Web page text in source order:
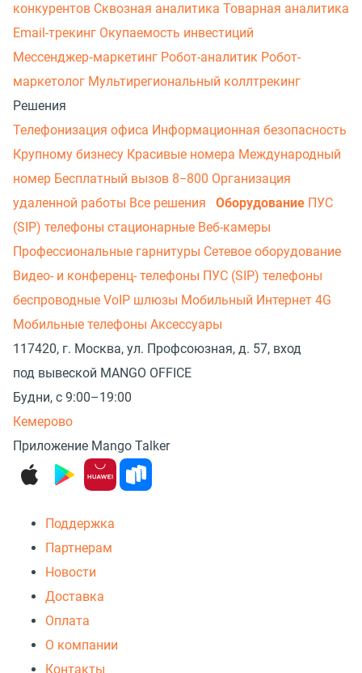
конкурентов Сквозная аналитика Товарная аналитика
Email-трекинг Окупаемость инвестиций
Мессенджер‑маркетинг Робот-аналитик Робот-
маркетолог Мультирегиональный коллтрекинг
Решения
Телефонизация офиса Информационная безопасность
Крупному бизнесу Красивые номера Международный
номер Бесплатный вызов 8−800 Организация
удаленной работы Все решения Оборудование ПУС
(SIP) телефоны стационарные Веб-камеры
Профессиональные гарнитуры Сетевое оборудование
Видео- и конференц- телефоны ПУС (SIP) телефоны
беспроводные VoIP шлюзы Мобильный Интернет 4G
Мобильные телефоны Аксессуары
117420, г. Москва, ул. Профсоюзная, д. 57, вход
под вывеской MANGO OFFICE
Будни, с 9:00–19:00
Кемерово
Приложение Mango Talker
Поддержка
Партнерам
Новости
Доставка
Оплата
О компании
Контакты